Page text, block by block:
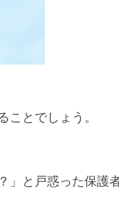
とでしょう。
」と戸惑った保護